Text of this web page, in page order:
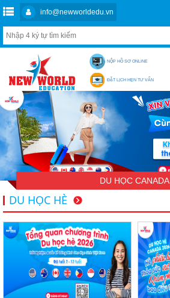
info@newworldedu.vn
NỘP HỒ SƠ ONLINE
ĐẶT LỊCH HẸN TƯ VẤN
DU HỌC CANADA
DU HỌC HÈ